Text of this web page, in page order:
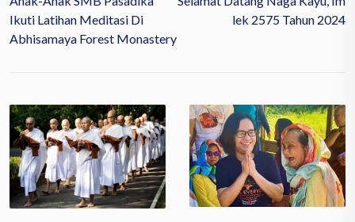
Ikuti Latihan Meditasi Di
Abhisamaya Forest Monastery
Lek 2575 Tahun 2024